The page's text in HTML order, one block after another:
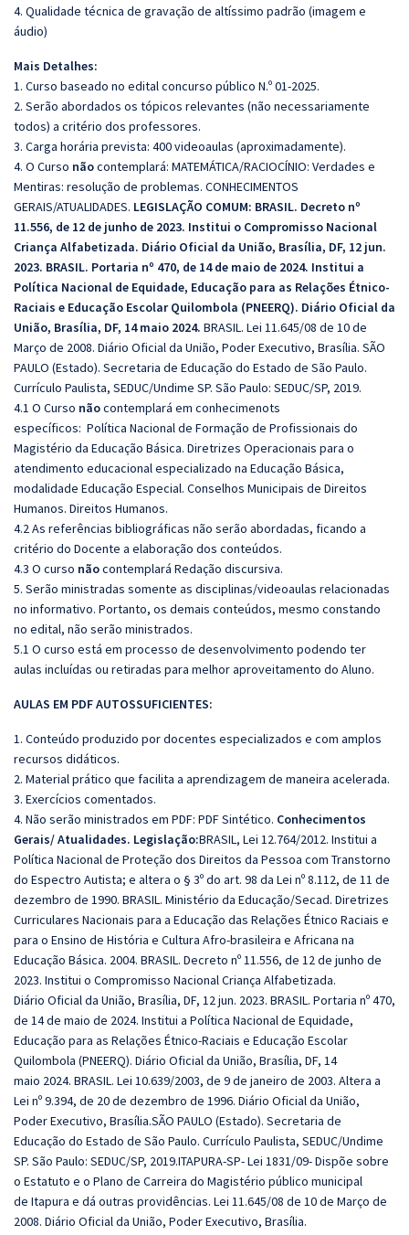
4. Qualidade técnica de gravação de altíssimo padrão (imagem e
áudio)
Mais Detalhes:
1. Curso baseado no edital concurso público N.º 01-2025.
2. Serão abordados os tópicos relevantes (não necessariamente
todos) a critério dos professores.
3. Carga horária prevista: 400 videoaulas (aproximadamente).
4. O Curso nãocontemplará: MATEMÁTICA/RACIOCÍNIO: Verdades e
Mentiras: resolução de problemas. CONHECIMENTOS
GERAIS/ATUALIDADES. LEGISLAÇÃO COMUM: BRASIL. Decreto nº
11.556, de 12 de junho de 2023. Institui o Compromisso Nacional
Criança Alfabetizada. Diário Oficial da União, Brasília, DF, 12 jun.
2023. BRASIL. Portaria nº 470, de 14 de maio de 2024. Institui a
Política Nacional de Equidade, Educação para as Relações Étnico-
Raciais e Educação Escolar Quilombola (PNEERQ). Diário Oficial da
União, Brasília, DF, 14 maio 2024. BRASIL. Lei 11.645/08 de 10 de
Março de 2008. Diário Oficial da União, Poder Executivo, Brasília. SÃO
PAULO (Estado). Secretaria de Educação do Estado de São Paulo.
Currículo Paulista, SEDUC/Undime SP. São Paulo: SEDUC/SP, 2019.
4.1 O Curso nãocontemplará em conhecimenots
específicos: Política Nacional de Formação de Profissionais do
Magistério da Educação Básica. Diretrizes Operacionais para o
atendimento educacional especializado na Educação Básica,
modalidade Educação Especial. Conselhos Municipais de Direitos
Humanos. Direitos Humanos.
4.2 As referências bibliográficas não serão abordadas, ficando a
critério do Docente a elaboração dos conteúdos.
4.3 O curso nãocontemplará Redação discursiva.
5. Serão ministradas somente as disciplinas/videoaulas relacionadas
no informativo. Portanto, os demais conteúdos, mesmo constando
no edital, não serão ministrados.
5.1 O curso está em processo de desenvolvimento podendo ter
aulas incluídas ou retiradas para melhor aproveitamento do Aluno.
AULAS EM PDF AUTOSSUFICIENTES:
1. Conteúdo produzido por docentes especializados e com amplos
recursos didáticos.
2. Material prático que facilita a aprendizagem de maneira acelerada.
3. Exercícios comentados.
4. Não serão ministrados em PDF: PDF Sintético. Conhecimentos
Gerais/ Atualidades. Legislação:BRASIL, Lei 12.764/2012. Institui a
Política Nacional de Proteção dos Direitos da Pessoa com Transtorno
do Espectro Autista; e altera o § 3º do art. 98 da Lei nº 8.112, de 11 de
dezembro de 1990. BRASIL. Ministério da Educação/Secad. Diretrizes
Curriculares Nacionais para a Educação das Relações Étnico Raciais e
para o Ensino de História e Cultura Afro-brasileira e Africana na
Educação Básica. 2004. BRASIL. Decreto nº 11.556, de 12 de junho de
2023. Institui o Compromisso Nacional Criança Alfabetizada.
Diário Oficial da União, Brasília, DF, 12 jun. 2023. BRASIL. Portaria nº 470,
de 14 de maio de 2024. Institui a Política Nacional de Equidade,
Educação para as Relações Étnico-Raciais e Educação Escolar
Quilombola (PNEERQ). Diário Oficial da União, Brasília, DF, 14
maio 2024. BRASIL. Lei 10.639/2003, de 9 de janeiro de 2003. Altera a
Lei nº 9.394, de 20 de dezembro de 1996. Diário Oficialda União,
Poder Executivo, Brasília.SÃO PAULO (Estado). Secretaria de
Educação do Estado de São Paulo. Currículo Paulista, SEDUC/Undime
SP. São Paulo: SEDUC/SP, 2019.ITAPURA-SP- Lei 1831/09- Dispõe sobre
o Estatuto e o Plano de Carreira do Magistério público municipal
de Itapura e dá outras providências. Lei 11.645/08 de 10 de Março de
2008. Diário Oficial da União, Poder Executivo, Brasília.